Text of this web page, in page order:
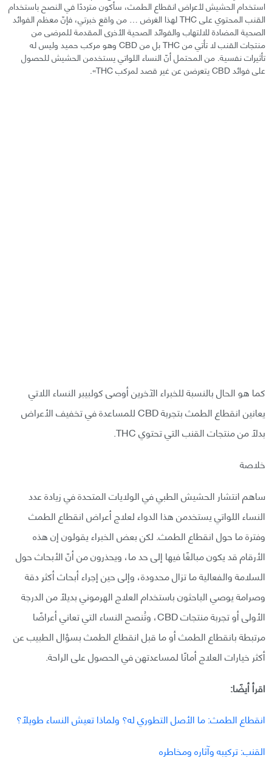
استخدام الحشيش لأعراض انقطاع الطمث، سأكون مترددًا في النصح باستخدام
القنب المحتوي على THC لهذا الغرض … من واقع خبرتي، فإنّ معظم الفوائد
الصحية المضادة للالتهاب والفوائد الصحية الأخرى المقدمة للمرضى من
منتجات القنب لا تأتي من THC بل من CBD وهو مركب حميد وليس له
تأثيرات نفسية. من المحتمل أنّ النساء اللواتي يستخدمن الحشيش للحصول
على فوائد CBD يتعرضن عن غير قصد لمركب THC».
كما هو الحال بالنسبة للخبراء الآخرين أوصى كولبيبر النساء اللاتي
يعانين انقطاع الطمث بتجربة CBD للمساعدة في تخفيف الأعراض
بدلًا من منتجات القنب التي تحتوي THC.
خلاصة
ساهم انتشار الحشيش الطبي في الولايات المتحدة في زيادة عدد
النساء اللواتي يستخدمن هذا الدواء لعلاج أعراض انقطاع الطمث
وفترة ما حول انقطاع الطمث. لكن بعض الخبراء يقولون إن هذه
الأرقام قد يكون مبالغًا فيها إلى حد ما، ويحذرون من أنّ الأبحاث حول
السلامة والفعالية ما تزال محدودة، وإلى حين إجراء أبحاث أكثر دقة
وصرامة يوصي الباحثون باستخدام العلاج الهرموني بديلًا من الدرجة
الأولى أو تجربة منتجات CBD، وتُنصح النساء التي تعاني أعراضًا
مرتبطة بانقطاع الطمث أو ما قبل انقطاع الطمث بسؤال الطبيب عن
أكثر خيارات العلاج أمانًا لمساعدتهن في الحصول على الراحة.
اقرأ أيضًا:
انقطاع الطمث: ما الأصل التطوري له؟ ولماذا تعيش النساء طويلًا؟
القنب: تركيبه وآثاره ومخاطره